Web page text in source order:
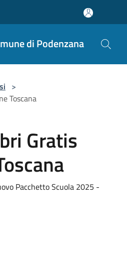
di Podenzana
>
Toscana
Gratis
Pacchetto Scuola 2025 -